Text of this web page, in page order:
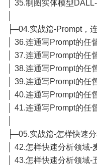
│ 35.制图实体模型
├─04.实战篇-Prompt，
│ 36.连通写Prompt的任
│ 37.连通写Prompt的任
│ 38.连通写Prompt的任
│ 39.连通写Prompt的任
│ 40.连通写Prompt的任
│ 41.连通写Prompt的任
├─05.实战篇-怎样快速
│ 42.怎样快速分析领域-
│ 43.怎样快速分析领域-